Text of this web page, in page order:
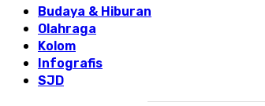
Budaya & Hiburan
Olahraga
Kolom
Infografis
SJD